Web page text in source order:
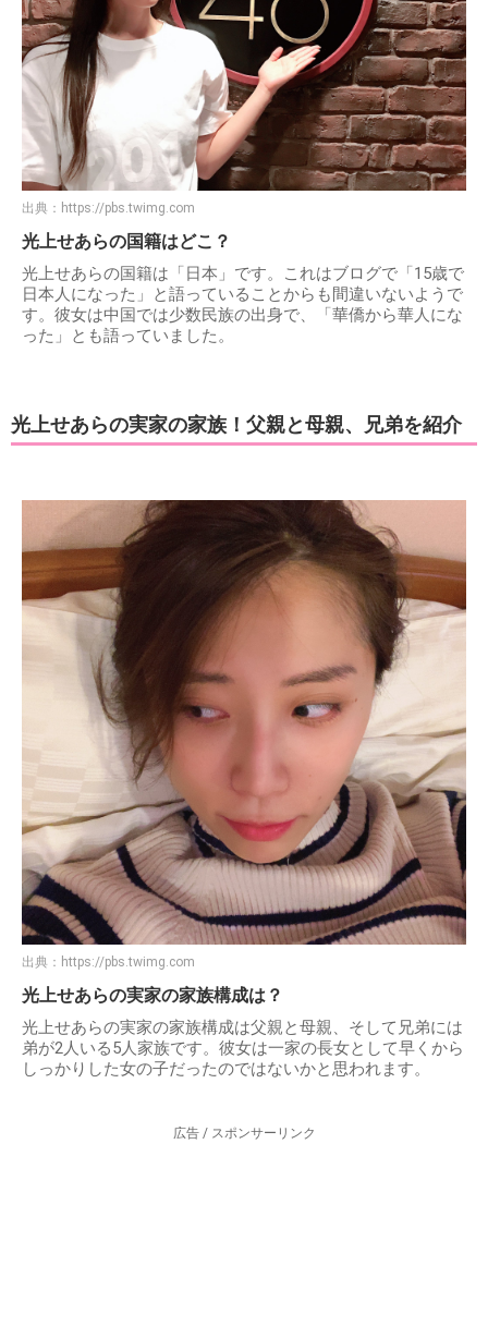
出典： https://pbs.twimg.com
光上せあらの国籍はどこ？
光上せあらの国籍は「日本」です。これはブログで「15歳で
日本人になった」と語っていることからも間違いないようで
す。彼女は中国では少数民族の出身で、「‪華僑から華人にな
った」とも語っていました。
光上せあらの実家の家族！父親と母親、兄弟を紹介
出典： https://pbs.twimg.com
光上せあらの実家の家族構成は？
光上せあらの実家の家族構成は父親と母親、そして兄弟には
弟が2人いる5人家族です。彼女は一家の長女として早くから
しっかりした女の子だったのではないかと思われます。
広告 / スポンサーリンク